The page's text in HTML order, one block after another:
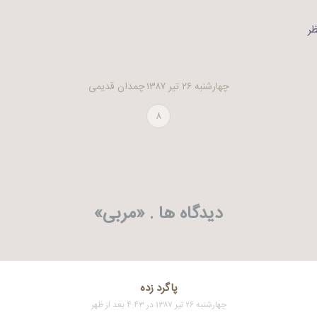
چهارشنبه ۲۶ تیر ۱۳۸۷
چمدان قدیمی
۸
دیدگاه ها . «مربی»
پاگرد زده
چهارشنبه ۲۶ تیر ۱۳۸۷ در ۴:۴۳ بعد از ظهر